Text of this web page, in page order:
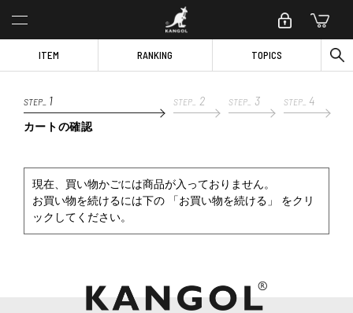
ITEM RANKING TOPICS
STEP_ 1
カートの確認
STEP_ 2 STEP_ 3 STEP_ 4
現在、買い物かごには商品が入っておりません。
お買い物を続けるには下の 「お買い物を続ける」 をクリ
ックしてください。